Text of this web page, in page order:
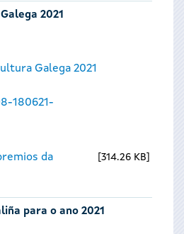
2021
Galega 2021
180621-
da
314.26 KB
para o ano 2021